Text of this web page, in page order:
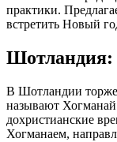
практики.
встретить Новый
Шотландия:
В Шотландии
называют
дохристианские
Хогманаем,